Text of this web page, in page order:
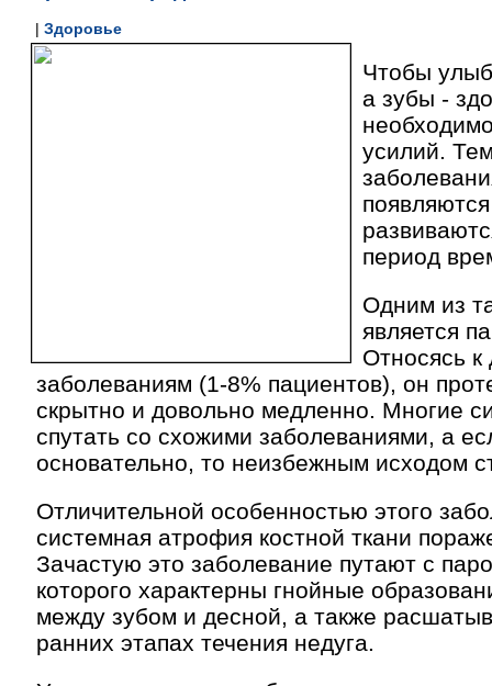
| Здоровье
Чтобы
а зубы -
усилий.
период
Одним из
является
Относясь к
заболеваниям (1-8% пациентов), он
скрытно и довольно медленно. Многие
спутать со схожими заболеваниями, а
основательно, то неизбежным исходом
Отличительной особенностью этого
системная атрофия костной ткани
Зачастую это заболевание путают с
которого характерны гнойные
между зубом и десной, а также
ранних этапах течения недуга.